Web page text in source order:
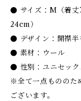
● サイズ：M（着
24cm）
● デザイン：開襟半
● 素材：ウール
● 性別：ユニセック
※全て一点もののた
ございます。